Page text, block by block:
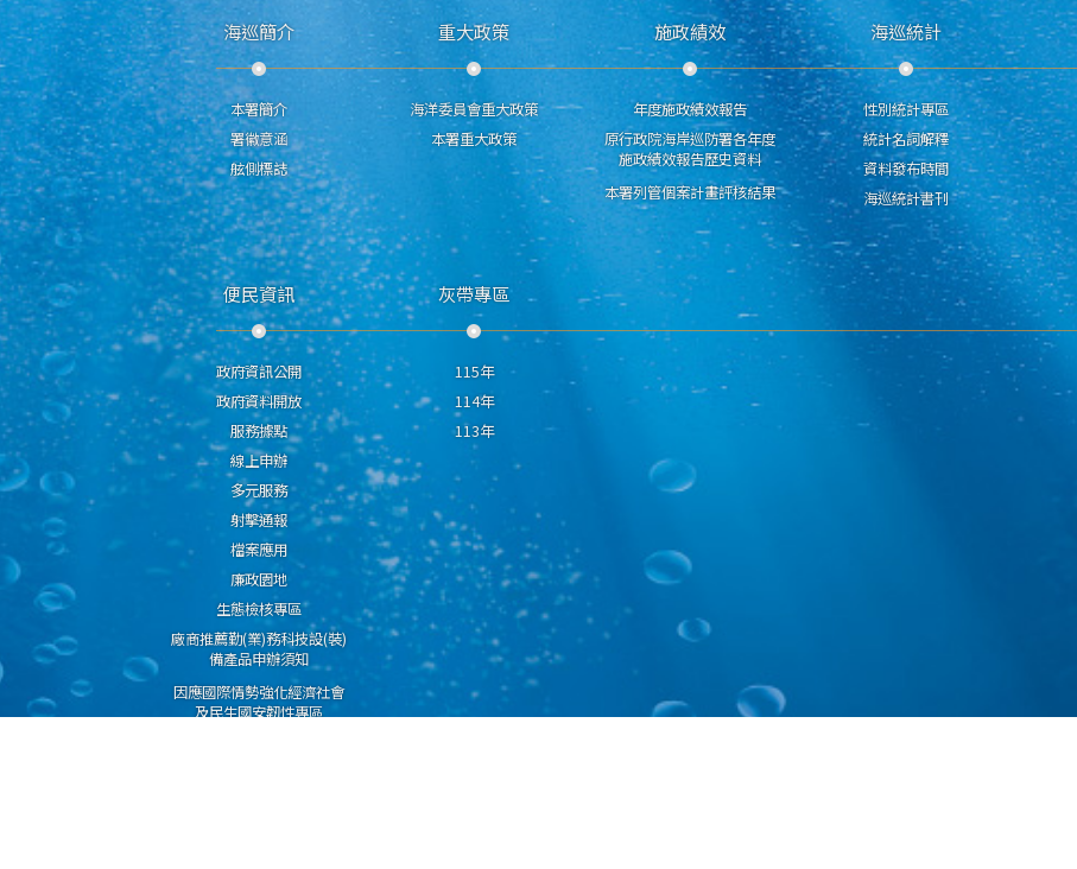
海巡簡介
本署簡介
署徽意涵
舷側標誌
重大政策
海洋委員會重大政策
本署重大政策
施政績效
年度施政績效報告
原行政院海岸巡防署各年度
施政績效報告歷史資料
本署列管個案計畫評核結果
海巡統計
性別統計專區
統計名詞解釋
資料發布時間
海巡統計書刊
便民資訊
政府資訊公開
政府資料開放
服務據點
線上申辦
多元服務
射擊通報
檔案應用
廉政園地
生態檢核專區
廠商推薦勤(業)務科技設(裝)
備產品申辦須知
因應國際情勢強化經濟社會
及民生國安韌性專區
灰帶專區
115年
114年
113年